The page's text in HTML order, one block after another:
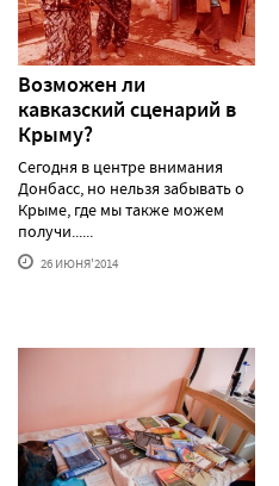
Возможен ли
кавказский сценарий в
Крыму?
Сегодня в центре внимания
Донбасс, но нельзя забывать о
Крыме, где мы также можем
получи......
26 ИЮНЯ'2014